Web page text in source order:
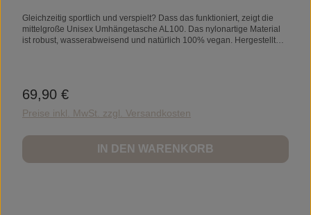
Gleichzeitig sportlich und verspielt? Dass das funktioniert, zeigt die
mittelgroße Unisex Umhängetasche AL100. Das nylonartige Material
ist robust, wasserabweisend und natürlich 100% vegan. Hergestellt
cmVolumen5 lGewicht360 gMaterialAußenmaterial: 100%
Reißverschluss2 Schlüsselanhänger mit
außenVerstellbarer SchultergurtWasserabweisendes Material
Regulärer Preis:
69,90 €
Preise inkl. MwSt. zzgl. Versandkosten
IN DEN WARENKORB